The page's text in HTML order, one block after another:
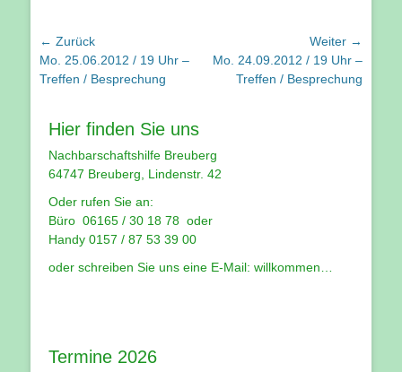
Beitragsnavigation
← Zurück
Vorhergehender
Beitrag:
Mo. 25.06.2012 / 19 Uhr –
Treffen / Besprechung
Weiter →
Nächster
Beitrag:
Mo. 24.09.2012 / 19 Uhr –
Treffen / Besprechung
Hier finden Sie uns
Nachbarschaftshilfe Breuberg
64747 Breuberg, Lindenstr. 42
Oder rufen Sie an:
Büro 06165 / 30 18 78 oder
Handy 0157 / 87 53 39 00
oder schreiben Sie uns eine E-Mail: willkommen…
Termine 2026